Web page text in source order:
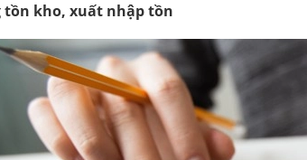
tồn kho, xuất nhập tồn